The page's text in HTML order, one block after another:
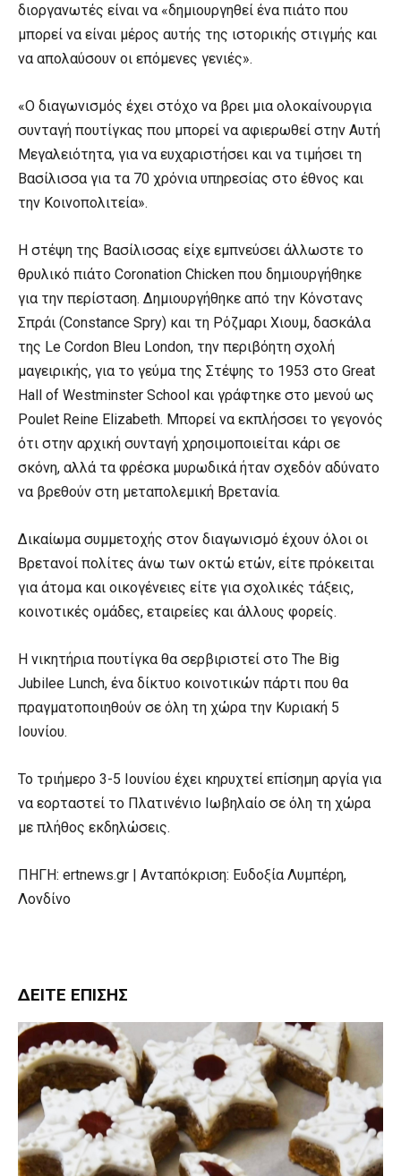
διοργανωτές είναι να «δημιουργηθεί ένα πιάτο που
μπορεί να είναι μέρος αυτής της ιστορικής στιγμής και
να απολαύσουν οι επόμενες γενιές».
«Ο διαγωνισμός έχει στόχο να βρει μια ολοκαίνουργια
συνταγή πουτίγκας που μπορεί να αφιερωθεί στην Αυτή
Μεγαλειότητα, για να ευχαριστήσει και να τιμήσει τη
Βασίλισσα για τα 70 χρόνια υπηρεσίας στο έθνος και
την Κοινοπολιτεία».
Η στέψη της Βασίλισσας είχε εμπνεύσει άλλωστε το
θρυλικό πιάτο Coronation Chicken που δημιουργήθηκε
για την περίσταση. Δημιουργήθηκε από την Κόνστανς
Σπράι (Constance Spry) και τη Ρόζμαρι Χιουμ, δασκάλα
της Le Cordon Bleu London, την περιβόητη σχολή
μαγειρικής, για το γεύμα της Στέψης το 1953 στο Great
Hall of Westminster School και γράφτηκε στο μενού ως
Poulet Reine Elizabeth. Μπορεί να εκπλήσσει το γεγονός
ότι στην αρχική συνταγή χρησιμοποιείται κάρι σε
σκόνη, αλλά τα φρέσκα μυρωδικά ήταν σχεδόν αδύνατο
να βρεθούν στη μεταπολεμική Βρετανία.
Δικαίωμα συμμετοχής στον διαγωνισμό έχουν όλοι οι
Βρετανοί πολίτες άνω των οκτώ ετών, είτε πρόκειται
για άτομα και οικογένειες είτε για σχολικές τάξεις,
κοινοτικές ομάδες, εταιρείες και άλλους φορείς.
Η νικητήρια πουτίγκα θα σερβιριστεί στο The Big
Jubilee Lunch, ένα δίκτυο κοινοτικών πάρτι που θα
πραγματοποιηθούν σε όλη τη χώρα την Κυριακή 5
Ιουνίου.
Το τριήμερο 3-5 Ιουνίου έχει κηρυχτεί επίσημη αργία για
να εορταστεί το Πλατινένιο Ιωβηλαίο σε όλη τη χώρα
με πλήθος εκδηλώσεις.
ΠΗΓΗ: ertnews.gr | Ανταπόκριση: Ευδοξία Λυμπέρη,
Λονδίνο
ΔΕΊΤΕ ΕΠΊΣΗΣ